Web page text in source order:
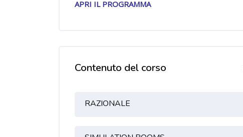
APRI IL PROGRAMMA
Contenuto del corso
Indice degli argomenti
RAZIONALE